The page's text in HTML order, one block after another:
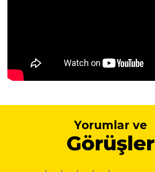
Yorumlar ve
Görüşler